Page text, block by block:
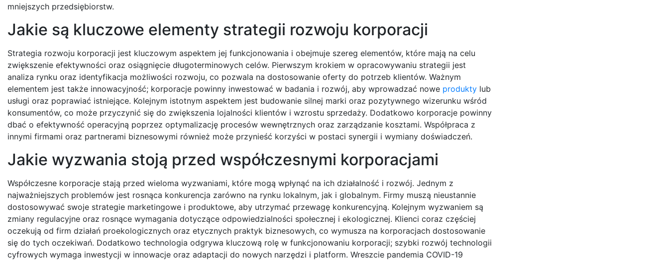
mniejszych przedsiębiorstw.
Jakie są kluczowe elementy strategii rozwoju korporacji
Strategia rozwoju korporacji jest kluczowym aspektem jej funkcjonowania i obejmuje szereg elementów, które mają na celu
zwiększenie efektywności oraz osiągnięcie długoterminowych celów. Pierwszym krokiem w opracowywaniu strategii jest
analiza rynku oraz identyfikacja możliwości rozwoju, co pozwala na dostosowanie oferty do potrzeb klientów. Ważnym
elementem jest także innowacyjność; korporacje powinny inwestować w badania i rozwój, aby wprowadzać nowe produkty lub
usługi oraz poprawiać istniejące. Kolejnym istotnym aspektem jest budowanie silnej marki oraz pozytywnego wizerunku wśród
konsumentów, co może przyczynić się do zwiększenia lojalności klientów i wzrostu sprzedaży. Dodatkowo korporacje powinny
dbać o efektywność operacyjną poprzez optymalizację procesów wewnętrznych oraz zarządzanie kosztami. Współpraca z
innymi firmami oraz partnerami biznesowymi również może przynieść korzyści w postaci synergii i wymiany doświadczeń.
Jakie wyzwania stoją przed współczesnymi korporacjami
Współczesne korporacje stają przed wieloma wyzwaniami, które mogą wpłynąć na ich działalność i rozwój. Jednym z
najważniejszych problemów jest rosnąca konkurencja zarówno na rynku lokalnym, jak i globalnym. Firmy muszą nieustannie
dostosowywać swoje strategie marketingowe i produktowe, aby utrzymać przewagę konkurencyjną. Kolejnym wyzwaniem są
zmiany regulacyjne oraz rosnące wymagania dotyczące odpowiedzialności społecznej i ekologicznej. Klienci coraz częściej
oczekują od firm działań proekologicznych oraz etycznych praktyk biznesowych, co wymusza na korporacjach dostosowanie
się do tych oczekiwań. Dodatkowo technologia odgrywa kluczową rolę w funkcjonowaniu korporacji; szybki rozwój technologii
cyfrowych wymaga inwestycji w innowacje oraz adaptacji do nowych narzędzi i platform. Wreszcie pandemia COVID-19